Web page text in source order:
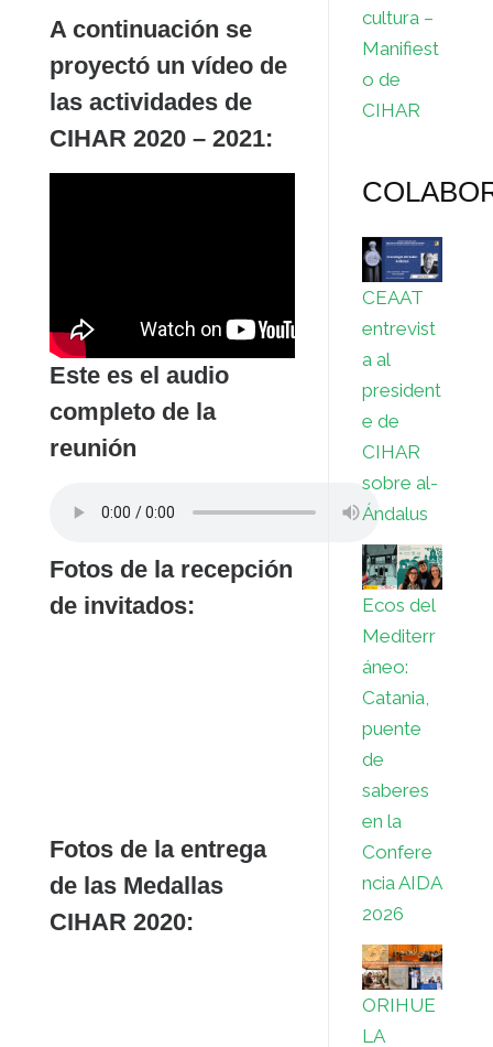
A continuación se
proyectó un vídeo de
las actividades de
CIHAR 2020 – 2021:
Este es el audio
completo de la
reunión
Fotos de la recepción
de invitados:
Fotos de la entrega
de las Medallas
CIHAR 2020:
cultura –
Manifiest
o de
CIHAR
CEAAT
entrevist
a al
president
e de
CIHAR
sobre al-
Ándalus
Ecos del
Mediterr
áneo:
Catania,
puente
de
saberes
en la
Confere
ncia AIDA
2026
ORIHUE
LA